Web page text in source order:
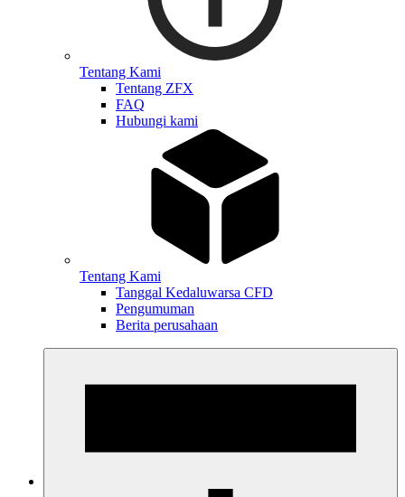
Tentang Kami
Tentang ZFX
FAQ
Hubungi kami
Tentang Kami
Tanggal Kedaluwarsa CFD
Pengumuman
Berita perusahaan